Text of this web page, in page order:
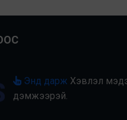
Энд дарж Хэвлэл
дэмжээрэй.